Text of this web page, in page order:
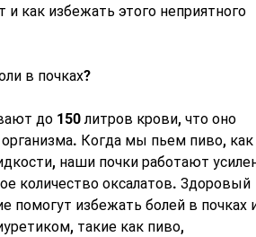
и как избежать этого неприятного
в почках?
до 150 литров крови, что оно
Когда мы пьем пиво, как
наши почки работают
количество оксалатов. Здоровый
помогут избежать болей в почках
такие как пиво,